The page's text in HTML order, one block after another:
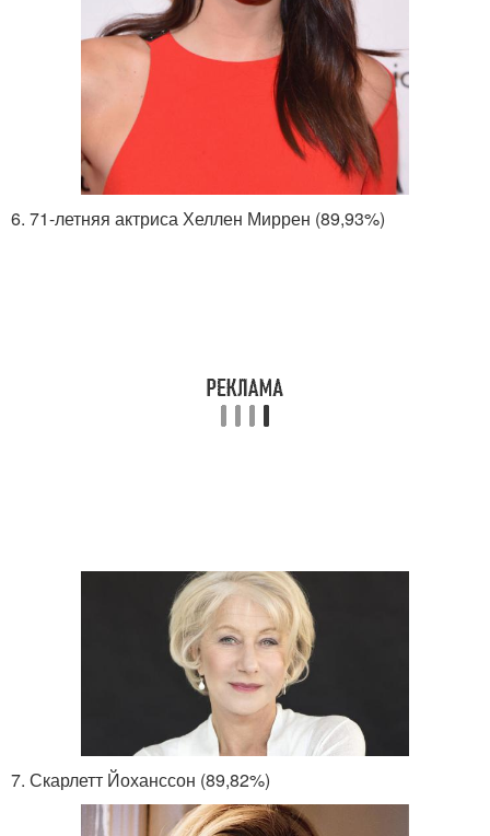
6. 71-летняя актриса Хеллен Миррен (89,93%)
7. Скарлетт Йоханссон (89,82%)